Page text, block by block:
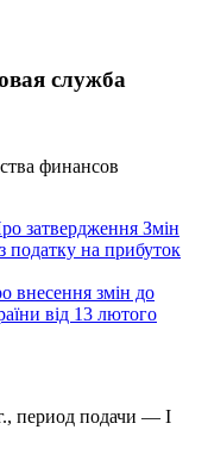
служба
финансов
затвердження Змін
податку на прибуток
внесення змін до
від 13 лютого
период подачи — І